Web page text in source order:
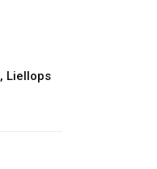
, Liellops